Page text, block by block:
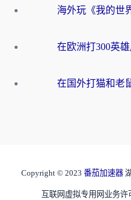
Copyright © 2023 番茄加速器
互联网虚拟专用网业务许